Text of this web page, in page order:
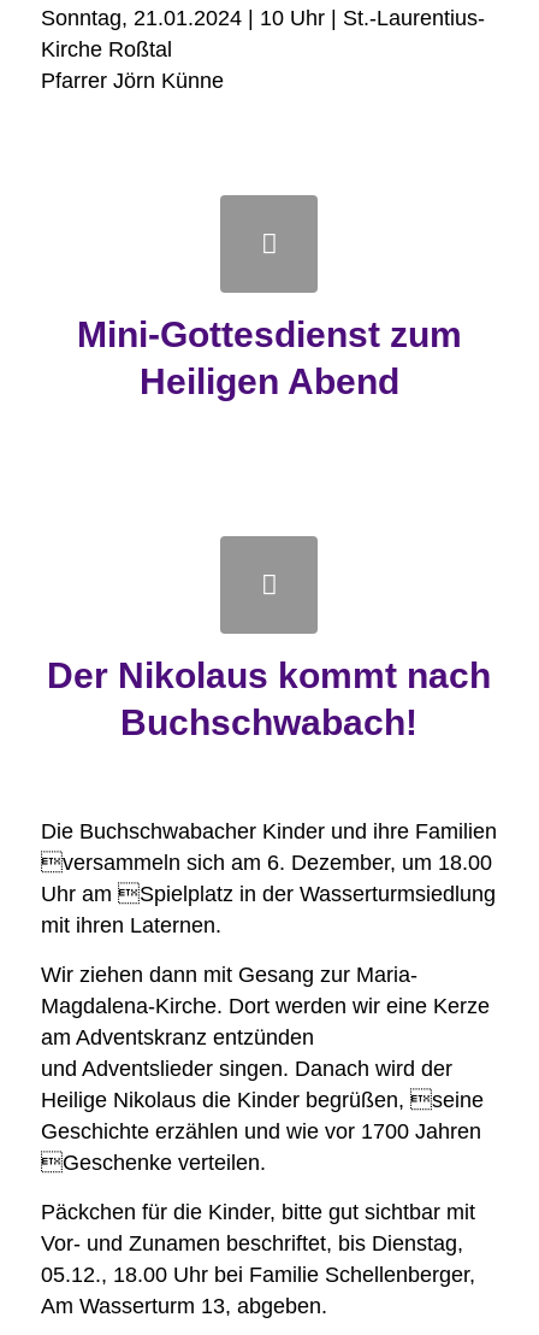
Sonntag, 21.01.2024 | 10 Uhr | St.-Laurentius-
Kirche Roßtal
Pfarrer Jörn Künne
Mini-Gottesdienst zum
Heiligen Abend
Der Nikolaus kommt nach
Buchschwabach!
Die Buchschwabacher Kinder und ihre Familien
versammeln sich am 6. Dezember, um 18.00
Uhr am Spielplatz in der Wasserturmsiedlung
mit ihren Laternen.
Wir ziehen dann mit Gesang zur Maria-
Magdalena-Kirche. Dort werden wir eine Kerze
am Adventskranz entzünden
und Adventslieder singen. Danach wird der
Heilige Nikolaus die Kinder begrüßen, seine
Geschichte erzählen und wie vor 1700 Jahren
Geschenke verteilen.
Päckchen für die Kinder, bitte gut sichtbar mit
Vor- und Zunamen beschriftet, bis Dienstag,
05.12., 18.00 Uhr bei Familie Schellenberger,
Am Wasserturm 13, abgeben.